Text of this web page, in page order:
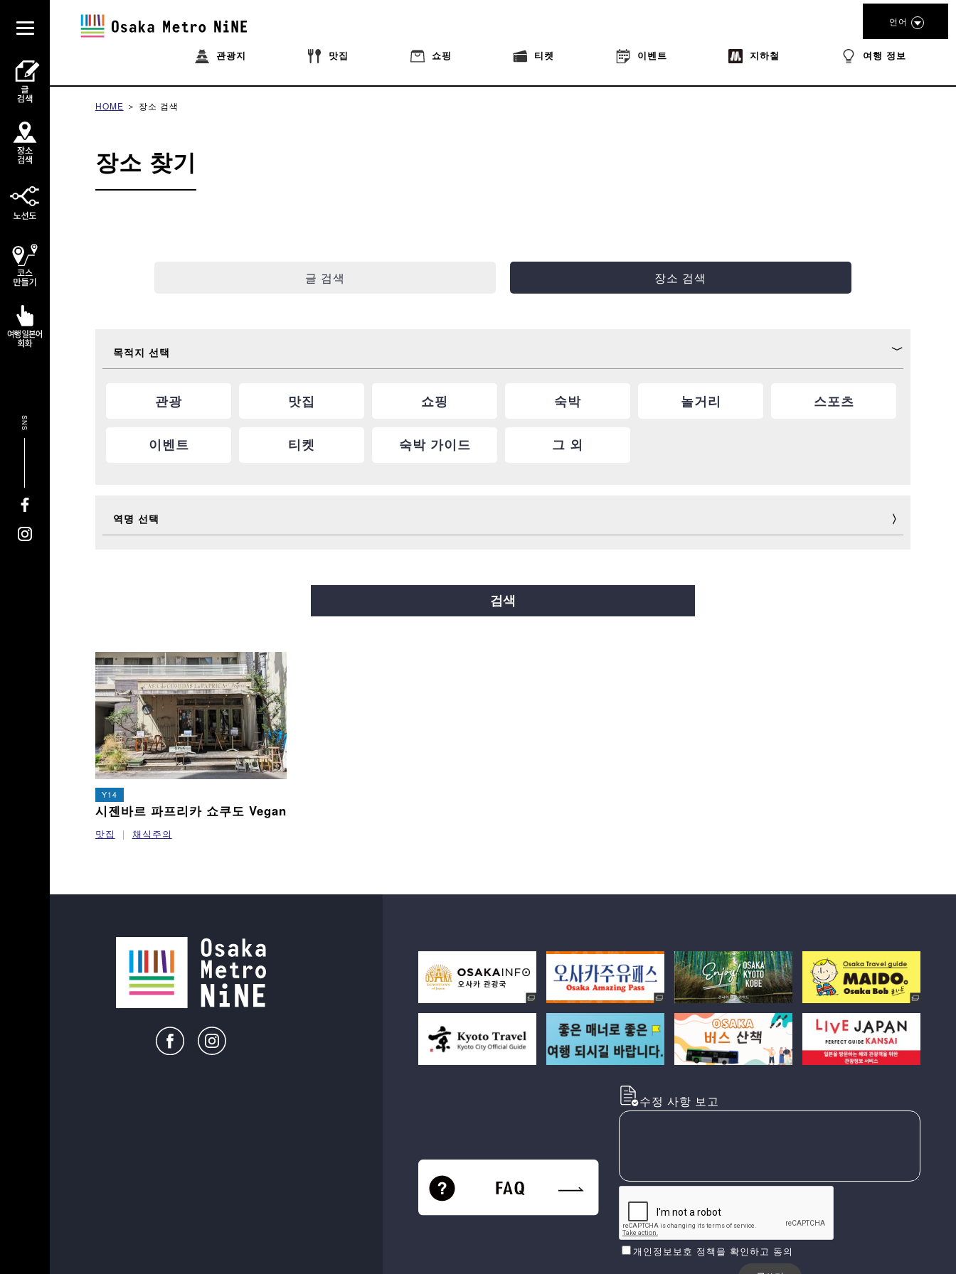
관광지 맛집 쇼핑 티켓 이벤트 지하철 여행 정보
언어
SNS
HOME 장소 검색
장소 찾기
글 검색 장소 검색
목적지 선택
관광 맛집 쇼핑 숙박 놀거리 스포츠
이벤트 티켓 숙박 가이드 그 외
역명 선택
나가호리쓰루미료쿠치선 이마자토스지선 뉴트램
검색
Y14
시젠바르 파프리카 쇼쿠도 Vegan
맛집 채식주의
수정 사항 보고
개인정보보호 정책을 확인하고 동의